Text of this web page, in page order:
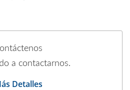
a contactarnos.
Detalles